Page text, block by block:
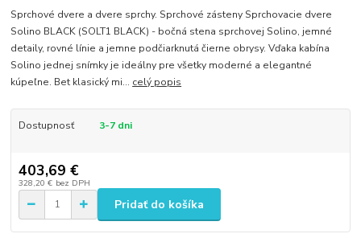
Sprchové dvere a dvere sprchy. Sprchové zásteny Sprchovacie dvere
Solino BLACK (SOLT1 BLACK) - bočná stena sprchovej Solino, jemné
detaily, rovné línie a jemne podčiarknutá čierne obrysy. Vďaka kabína
Solino jednej snímky je ideálny pre všetky moderné a elegantné
kúpeľne. Bet klasický mi... celý popis
Dostupnosť 3-7 dni
403,69 €
328,20 € bez DPH
Pridať do košíka